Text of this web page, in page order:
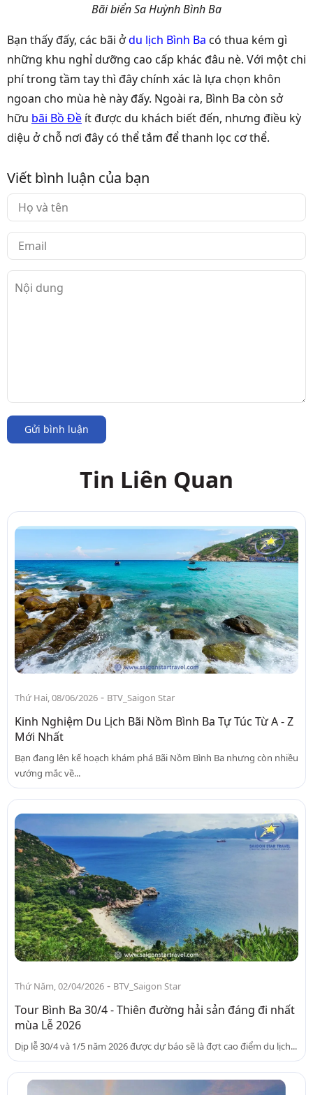
Bãi biển Sa Huỳnh Bình Ba
Bạn thấy đấy, các bãi ởdu lịch Bình Ba có thua kém gì
những khu nghỉ dưỡng cao cấp khác đâu nè. Với một chi
phí trong tầm tay thì đây chính xác là lựa chọn khôn
ngoan cho mùa hè này đấy. Ngoài ra, Bình Ba còn sở
hữu bãi Bồ Đề ít được du khách biết đến, nhưng điều kỳ
diệu ở chỗ nơi đây có thể tắm để thanh lọc cơ thể.
Viết bình luận của bạn
Gửi bình luận
Tin Liên Quan
Thứ Hai, 08/06/2026 - BTV_Saigon Star
Kinh Nghiệm Du Lịch Bãi Nồm Bình Ba Tự Túc Từ A - Z
Mới Nhất
Bạn đang lên kế hoạch khám phá Bãi Nồm Bình Ba nhưng còn nhiều
vướng mắc về...
Thứ Năm, 02/04/2026 - BTV_Saigon Star
Tour Bình Ba 30/4 - Thiên đường hải sản đáng đi nhất
mùa Lễ 2026
Dịp lễ 30/4 và 1/5 năm 2026 được dự báo sẽ là đợt cao điểm du lịch...